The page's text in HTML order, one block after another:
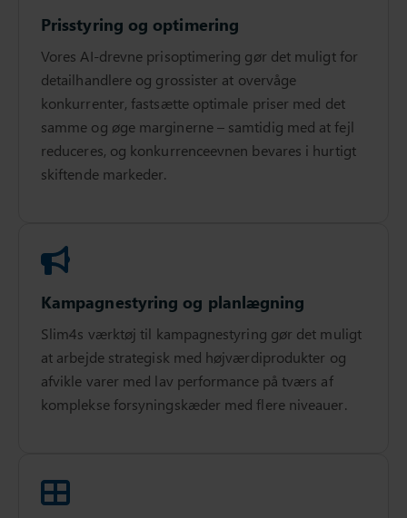
Prisstyring og optimering
Vores AI-drevne prisoptimering gør det muligt for
detailhandlere og grossister at overvåge
konkurrenter, fastsætte optimale priser med det
samme og øge marginerne – samtidig med at fejl
reduceres, og konkurrenceevnen bevares i hurtigt
skiftende markeder.
Kampagnestyring og planlægning
Slim4s værktøj til kampagnestyring gør det muligt
at arbejde strategisk med højværdiprodukter og
afvikle varer med lav performance på tværs af
komplekse forsyningskæder med flere niveauer.